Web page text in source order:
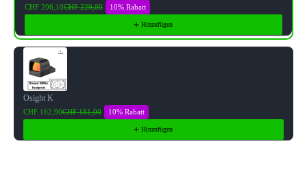
CHF 206,10CHF 229,00 10% Rabatt
Hinzufügen
Osight K
CHF 162,90CHF 181,00 10% Rabatt
Hinzufügen